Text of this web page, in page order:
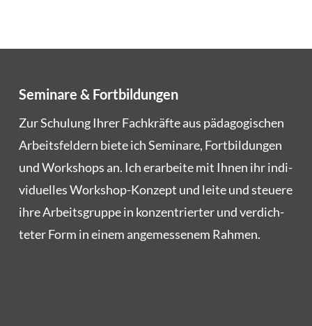
Seminare & Fortbildungen
Zur Schu­lung Ihrer Fach­kräf­te aus päd­ago­gi­schen
Arbeits­fel­dern bie­te ich Semi­na­re, Fort­bil­dun­gen
und Work­shops an. Ich erar­bei­te mit Ihnen ihr indi­
vi­du­el­les Work­shop-Kon­zept und lei­te und steue­re
ihre Arbeits­grup­pe in kon­zen­trier­ter und ver­dich­
te­ter Form in einem ange­mes­se­nem Rahmen.